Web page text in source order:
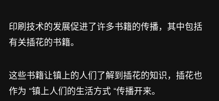
印刷技术的发展促进了许多书籍的传播，其中包括
有关插花的书籍。
这些书籍让镇上的人们了解到插花的知识，插花也
作为 “镇上人们的生活方式 “传播开来。